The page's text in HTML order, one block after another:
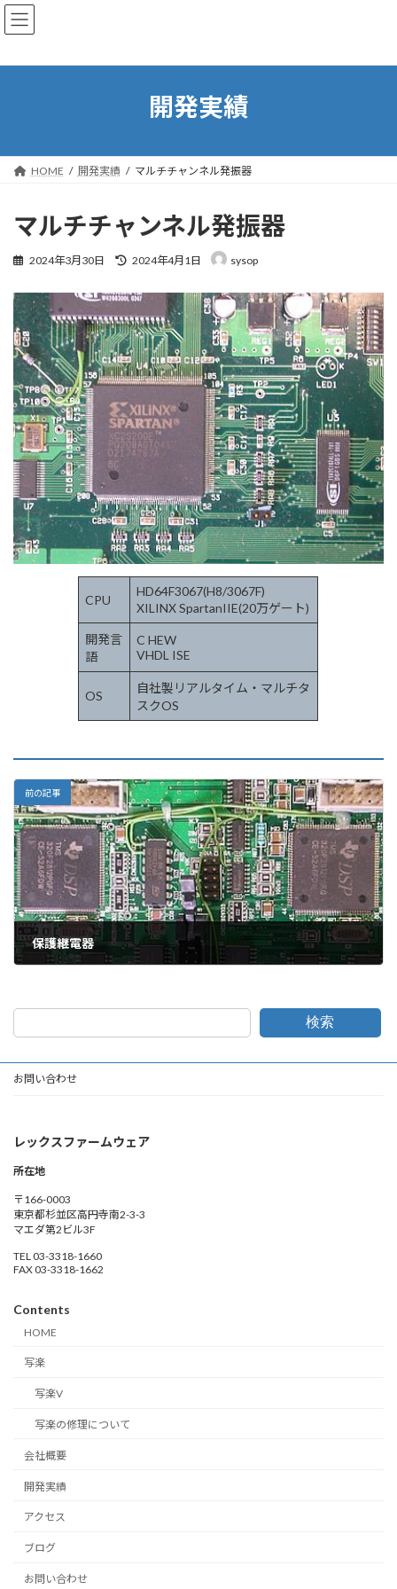
コ
ン
ン
ナ
ビ
ー
開発実績
HOME 開発実績 マルチチャンネル発振器
マルチチャンネル発振器
2024年3月30日
最
新
日
時
:
2024年4月1日 sysop
CPU
HD64F3067(H8/3067F)
XILINX SpartanIIE(20万ゲート)
開発言
語
C HEW
VHDL ISE
OS
自社製リアルタイム・マルチタ
スクOS
前の記事
保護継電器
検索
お問い合わせ
レックスファームウェア
所在地
〒166-0003
東京都杉並区高円寺南2-3-3
マエダ第2ビル3F
TEL 03-3318-1660
FAX 03-3318-1662
Contents
HOME
写楽
写楽V
写楽の修理について
会社概要
開発実績
アクセス
ブログ
お問い合わせ